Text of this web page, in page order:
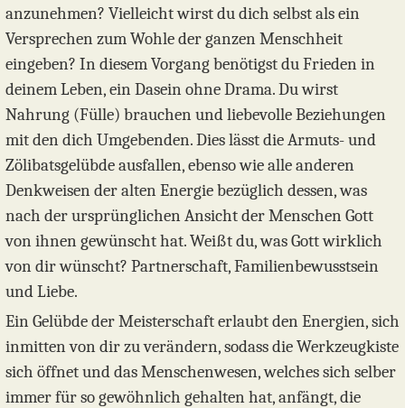
anzunehmen? Vielleicht wirst du dich selbst als ein
Versprechen zum Wohle der ganzen Menschheit
eingeben? In diesem Vorgang benötigst du Frieden in
deinem Leben, ein Dasein ohne Drama. Du wirst
Nahrung (Fülle) brauchen und liebevolle Beziehungen
mit den dich Umgebenden. Dies lässt die Armuts- und
Zölibatsgelübde ausfallen, ebenso wie alle anderen
Denkweisen der alten Energie bezüglich dessen, was
nach der ursprünglichen Ansicht der Menschen Gott
von ihnen gewünscht hat. Weißt du, was Gott wirklich
von dir wünscht? Partnerschaft, Familienbewusstsein
und Liebe.
Ein Gelübde der Meisterschaft erlaubt den Energien, sich
inmitten von dir zu verändern, sodass die Werkzeugkiste
sich öffnet und das Menschenwesen, welches sich selber
immer für so gewöhnlich gehalten hat, anfängt, die